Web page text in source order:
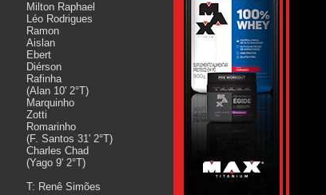
Milton Raphael
Léo Rodrigues
Ramon
Aislan
Ebert
Diérson
Rafinha
(Alan 10' 2°T)
Marquinho
Zotti
Romarinho
(F. Santos 31' 2°T)
Charles Chad
(Yago 9' 2°T)
T: Renê Simões